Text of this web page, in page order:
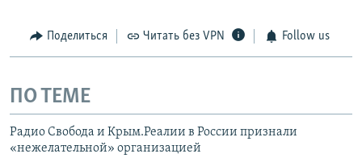
Поделиться Читать без VPN Follow us
ПО ТЕМЕ
Радио Свобода и Крым.Реалии в России признали
«нежелательной» организацией